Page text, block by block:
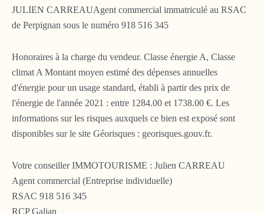
JULIEN CARREAUAgent commercial immatriculé au RSAC
de Perpignan sous le numéro 918 516 345
Honoraires à la charge du vendeur. Classe énergie A, Classe
climat A Montant moyen estimé des dépenses annuelles
d'énergie pour un usage standard, établi à partir des prix de
l'énergie de l'année 2021 : entre 1284.00 et 1738.00 €. Les
informations sur les risques auxquels ce bien est exposé sont
disponibles sur le site Géorisques : georisques.gouv.fr.
Votre conseiller IMMOTOURISME : Julien CARREAU
Agent commercial (Entreprise individuelle)
RSAC 918 516 345
RCP Galian